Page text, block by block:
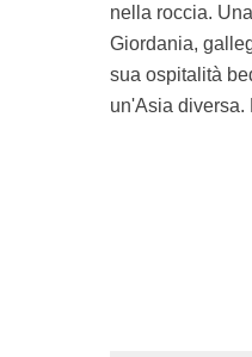
nella roccia.
Giordania,
sua ospitalità
un'Asia diversa.